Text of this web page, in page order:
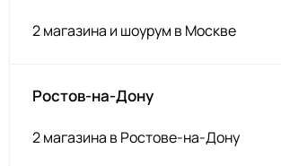
2 магазина и шоурум в Москве
Ростов-на-Дону
2 магазина в Ростове-на-Дону